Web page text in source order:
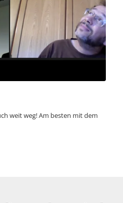
weit weg! Am besten mit dem